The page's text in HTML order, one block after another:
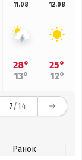
11.08
28°
13°
12.08
25°
12°
7/14
Ранок